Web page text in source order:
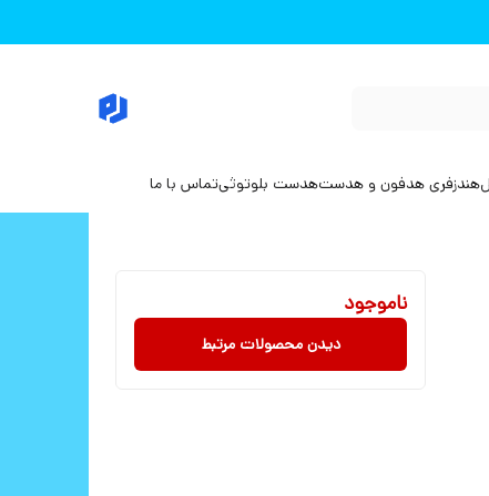
هندزفری هدفون و هدستهدست بلوتوثیتماس با ما
ناموجود
دیدن محصولات مرتبط